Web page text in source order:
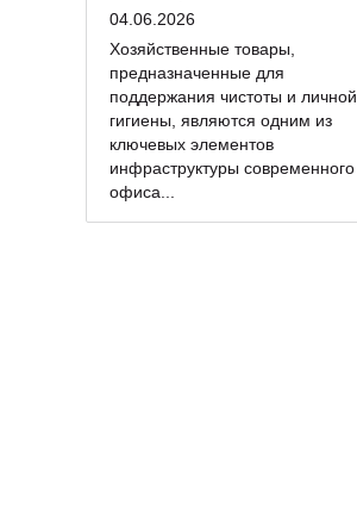
04.06.2026
Хозяйственные товары,
предназначенные для
поддержания чистоты и личной
гигиены, являются одним из
ключевых элементов
инфраструктуры современного
офиса...